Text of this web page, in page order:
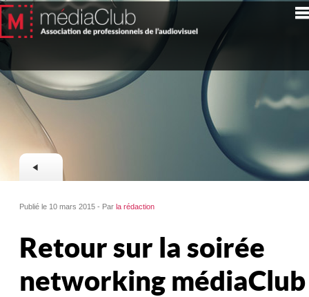
Publié le 10 mars 2015 - Parla rédaction
Retour sur la soirée
networking médiaClub